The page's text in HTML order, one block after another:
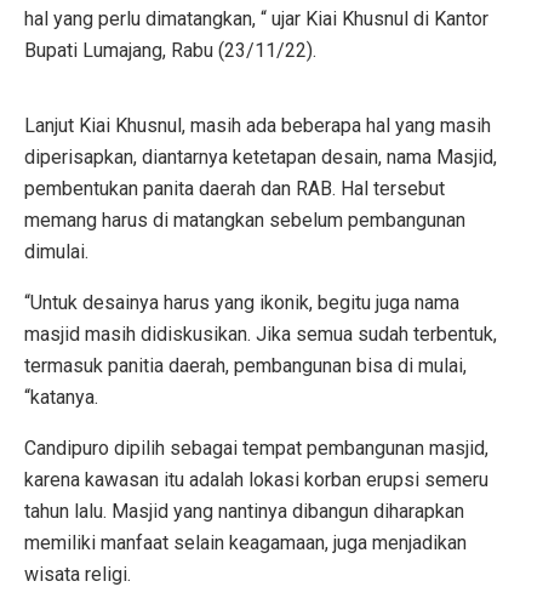
hal yang perlu dimatangkan, “ ujar Kiai Khusnul di Kantor
Bupati Lumajang, Rabu (23/11/22).
Lanjut Kiai Khusnul, masih ada beberapa hal yang masih
diperisapkan, diantarnya ketetapan desain, nama Masjid,
pembentukan panita daerah dan RAB. Hal tersebut
memang harus di matangkan sebelum pembangunan
dimulai.
“Untuk desainya harus yang ikonik, begitu juga nama
masjid masih didiskusikan. Jika semua sudah terbentuk,
termasuk panitia daerah, pembangunan bisa di mulai,
“katanya.
Candipuro dipilih sebagai tempat pembangunan masjid,
karena kawasan itu adalah lokasi korban erupsi semeru
tahun lalu. Masjid yang nantinya dibangun diharapkan
memiliki manfaat selain keagamaan, juga menjadikan
wisata religi.